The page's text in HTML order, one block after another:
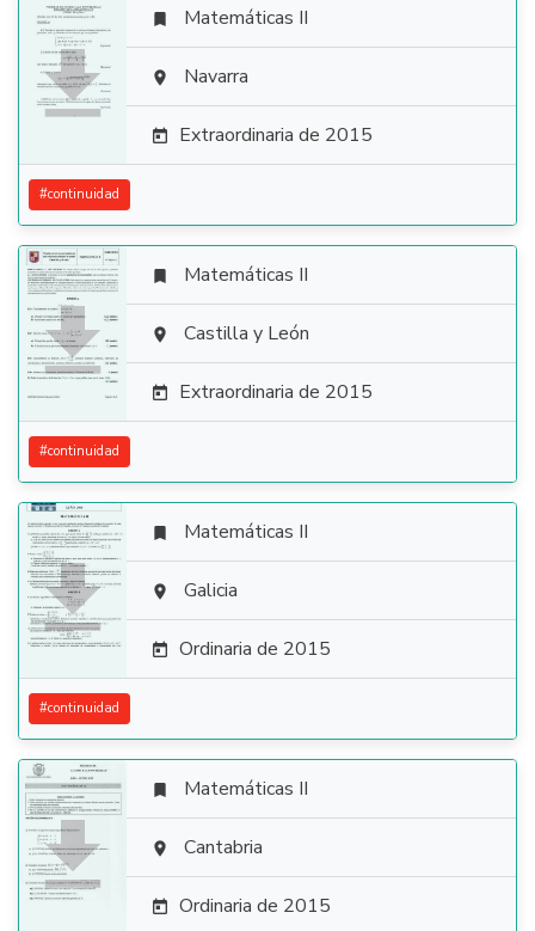

 Matemáticas II
 Navarra
 Extraordinaria de 2015
#continuidad

 Matemáticas II
 Castilla y León
 Extraordinaria de 2015
#continuidad

 Matemáticas II
 Galicia
 Ordinaria de 2015
#continuidad

 Matemáticas II
 Cantabria
 Ordinaria de 2015